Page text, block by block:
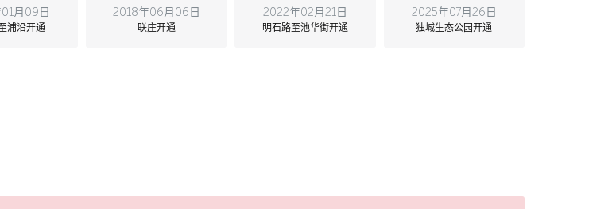
月09日
浦沿开通
2018年06月06日
联庄开通
2022年02月21日
明石路至池华街开通
2025年07月26日
独城生态公园开通